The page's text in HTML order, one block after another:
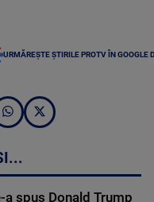
URMĂREȘTE ȘTIRILE PROTV ÎN GOOGLE
a spus Donald Trump